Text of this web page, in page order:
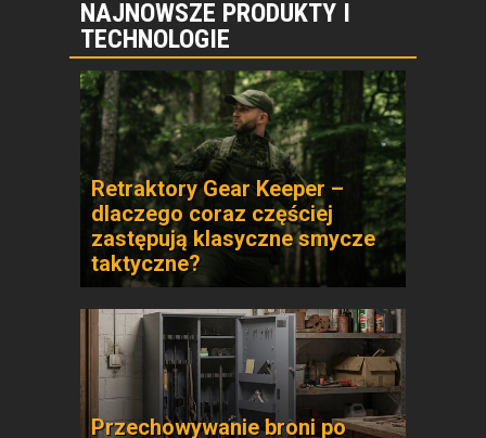
NAJNOWSZE PRODUKTY I
TECHNOLOGIE
Retraktory Gear Keeper –
dlaczego coraz częściej
zastępują klasyczne smycze
taktyczne?
Przechowywanie broni po